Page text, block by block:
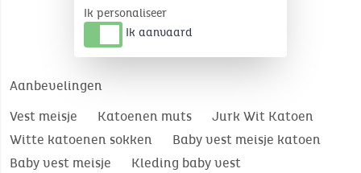
Aanbevelingen
Vest meisje
Katoenen muts
Jurk Wit Katoen
Witte katoenen sokken
Baby vest meisje katoen
Baby vest meisje
Kleding baby vest
Ik personaliseer
Ik aanvaard